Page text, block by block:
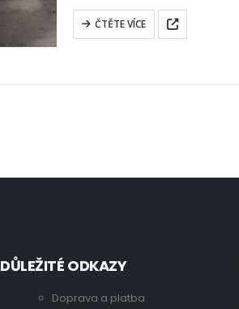
ČTĚTE VÍCE
DŮLEŽITÉ ODKAZY
Doprava a platba